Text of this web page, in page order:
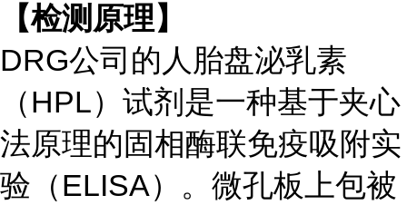
【检测原理】
DRG公司的人胎盘泌乳素
（HPL）试剂是一种基于夹心
法原理的固相酶联免疫吸附实
验（ELISA）。微孔板上包被